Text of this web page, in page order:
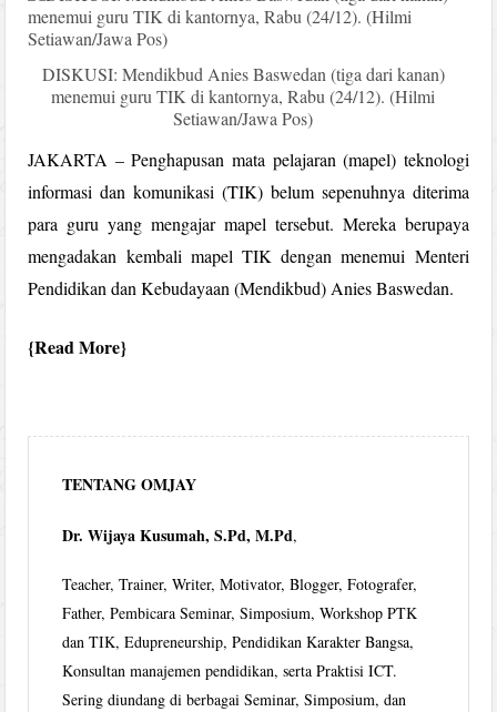
DISKUSI: Mendikbud Anies Baswedan (tiga dari kanan)
menemui guru TIK di kantornya, Rabu (24/12). (Hilmi
Setiawan/Jawa Pos)
JAKARTA – Penghapusan mata pelajaran (mapel) teknologi
informasi dan komunikasi (TIK) belum sepenuhnya diterima
para guru yang mengajar mapel tersebut. Mereka berupaya
mengadakan kembali mapel TIK dengan menemui Menteri
Pendidikan dan Kebudayaan (Mendikbud) Anies Baswedan.
Read More
TENTANG OMJAY
Dr. Wijaya Kusumah, S.Pd, M.Pd,
Teacher, Trainer, Writer, Motivator, Blogger, Fotografer,
Father, Pembicara Seminar, Simposium, Workshop PTK
dan TIK, Edupreneurship, Pendidikan Karakter Bangsa,
Konsultan manajemen pendidikan, serta Praktisi ICT.
Sering diundang di berbagai Seminar, Simposium, dan